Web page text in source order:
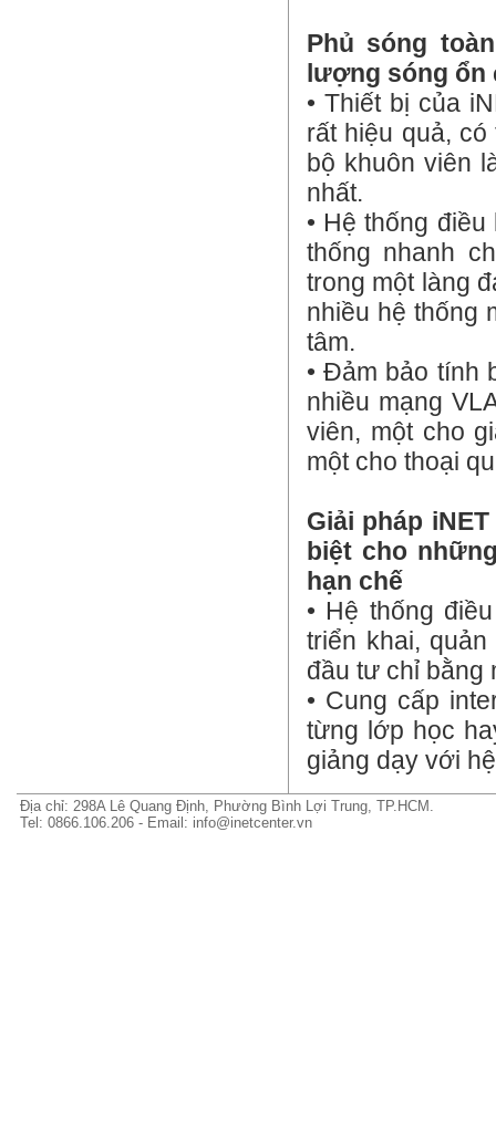
Phủ sóng
lượng sóng ổn
• Thiết bị của
rất hiệu quả,
bộ khuôn viên
nhất.
• Hệ thống
thống nhanh
trong một làng
nhiều hệ thống
tâm.
• Đảm bảo tính
nhiều mạng
viên, một cho
một cho thoại
Giải pháp
biệt cho
hạn chế
• Hệ thống
triển khai,
đầu tư chỉ bằng
• Cung cấp
từng lớp học
giảng dạy với
Địa chỉ: 298A Lê Quang Định, Phường Bình Lợi Trung, TP.HCM.
Tel: 0866.106.206 - Email: info@inetcenter.vn